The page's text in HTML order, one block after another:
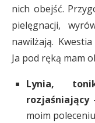
nich obejść.
pielęgnacji,
nawilżają.
Ja pod ręką mam
Lynia,
rozjaśniający
moim